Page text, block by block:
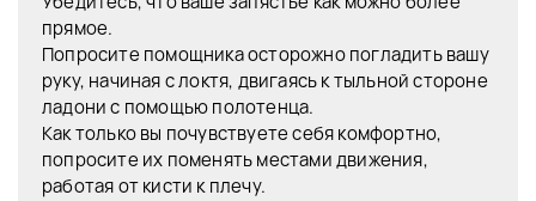
прямое.
Попросите помощника осторожно погладить вашу
руку, начиная с локтя, двигаясь к тыльной стороне
ладони с помощью полотенца.
Как только вы почувствуете себя комфортно,
попросите их поменять местами движения,
работая от кисти к плечу.